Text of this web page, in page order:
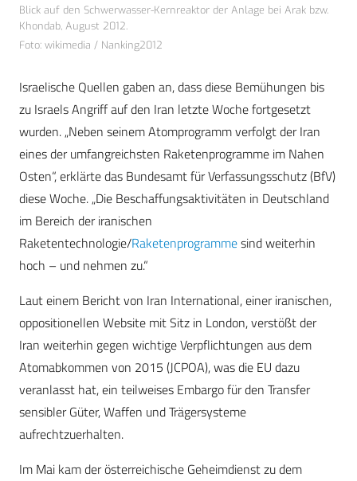
Blick auf den Schwerwasser-Kernreaktor der Anlage bei Arak bzw.
Khondab, August 2012.
Foto: wikimedia / Nanking2012
Israelische Quellen gaben an, dass diese Bemühungen bis
zu Israels Angriff auf den Iran letzte Woche fortgesetzt
wurden. „Neben seinem Atomprogramm verfolgt der Iran
eines der umfangreichsten Raketenprogramme im Nahen
Osten“, erklärte das Bundesamt für Verfassungsschutz (BfV)
diese Woche. „Die Beschaffungsaktivitäten in Deutschland
im Bereich der iranischen
Raketentechnologie/Raketenprogrammesind weiterhin
hoch – und nehmen zu.“
Laut einem Bericht von Iran International, einer iranischen,
oppositionellen Website mit Sitz in London, verstößt der
Iran weiterhin gegen wichtige Verpflichtungen aus dem
Atomabkommen von 2015 (JCPOA), was die EU dazu
veranlasst hat, ein teilweises Embargo für den Transfer
sensibler Güter, Waffen und Trägersysteme
aufrechtzuerhalten.
Im Mai kam der österreichische Geheimdienst zu dem